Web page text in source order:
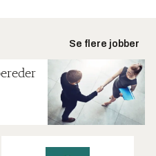
Se flere jobber